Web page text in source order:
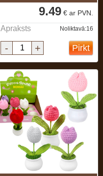
9.49 € ar PVN.
Apraksts Noliktavā:16
- + Pirkt